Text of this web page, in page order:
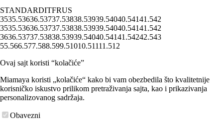
STANDARDITFRUS
3535.53636.53737.53838.53939.54040.54141.542
3535.53636.53737.53838.53939.54040.54141.542
3636.53737.53838.53939.54040.54141.54242.543
55.566.577.588.599.51010.51111.512
Ovaj sajt koristi “kolačiće”
Miamaya koristi „kolačiće“ kako bi vam obezbedila što kvalitetnije
korisničko iskustvo prilikom pretraživanja sajta, kao i prikazivanja
personalizovanog sadržaja.
Obavezni